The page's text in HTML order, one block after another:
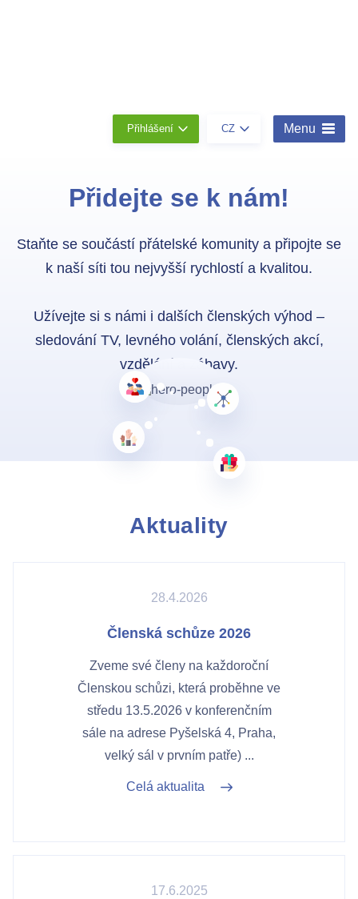
Přihlášení CZ Menu
Kontakty
Přidejte se k nám!
Staňte se součástí přátelské komunity a připojte se
k naší síti tou nejvyšší rychlostí a kvalitou.
Užívejte si s námi i dalších členských výhod –
sledování TV, levného volání, členských akcí,
vzdělání a zábavy.
Aktuality
28.4.2026
Členská schůze 2026
Zveme své členy na každoroční
Členskou schůzi, která proběhne ve
středu 13.5.2026 v konferenčním
sále na adrese Pyšelská 4, Praha,
velký sál v prvním patře) ...
Celá aktualita
17.6.2025